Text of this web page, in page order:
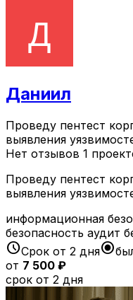
Даниил
Проведу пентест
выявления
Нет отзывов 1
Проведу пентест
выявления
информационная
безопасность аудит
scheduleСрок от 2 дняradio_button_checked
от 7 500 ₽
срок от 2 дня